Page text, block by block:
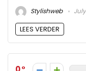
Stylishweb
LEES VERDER